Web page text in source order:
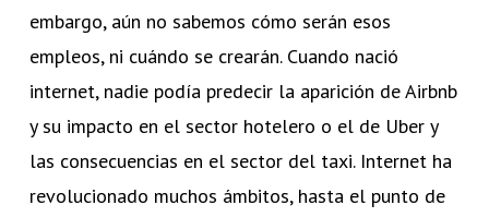
embargo, aún no sabemos cómo serán esos
empleos, ni cuándo se crearán. Cuando nació
internet, nadie podía predecir la aparición de Airbnb
y su impacto en el sector hotelero o el de Uber y
las consecuencias en el sector del taxi. Internet ha
revolucionado muchos ámbitos, hasta el punto de